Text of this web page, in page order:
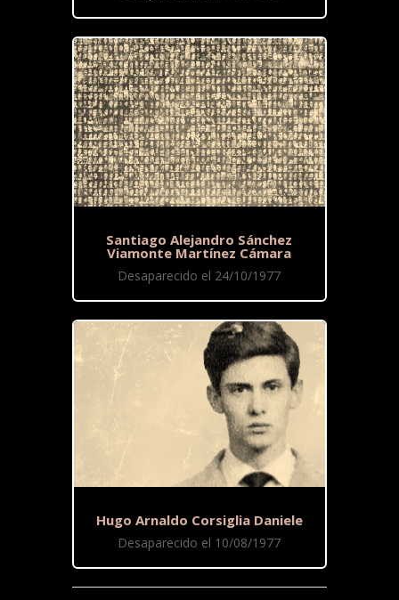
Santiago Alejandro Sánchez
Viamonte Martínez Cámara
Desaparecido el 24/10/1977
Hugo Arnaldo Corsiglia Daniele
Desaparecido el 10/08/1977